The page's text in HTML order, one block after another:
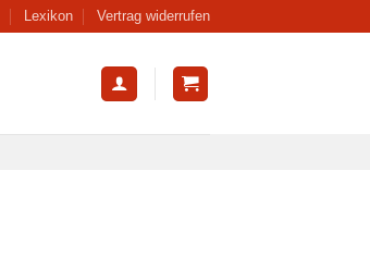
Lexikon Vertrag widerrufen